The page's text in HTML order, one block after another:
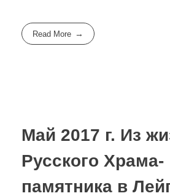
Read More
Май 2017 г. Из
Русского Храма-
памятника в